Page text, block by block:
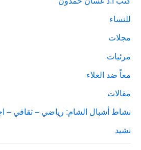
للنساء
مجلات
مرئيات
معاً ضد الغلاء
مقالات
نشاط أشبال الشام: رياضي – ثقافي –
نشيد